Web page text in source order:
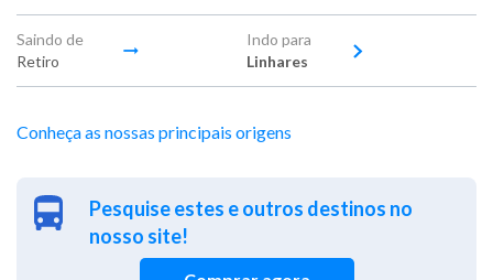
Saindo de
Retiro
Indo para
Linhares
Conheça as nossas principais origens
Pesquise estes e outros destinos no
nosso site!